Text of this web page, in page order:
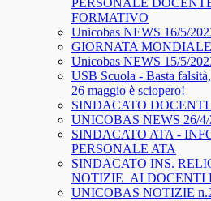
PERSONALE
FORMATIVO
Unicobas NEWS 16/5/
GIORNATA
Unicobas NEWS 15/5/
USB Scuola - Basta
26 maggio è sciopero!
SINDACATO
UNICOBAS NEWS 26/4/
SINDACATO ATA -
PERSONALE ATA
SINDACATO INS.
NOTIZIE_AI DOCENTI
UNICOBAS NOTIZIE